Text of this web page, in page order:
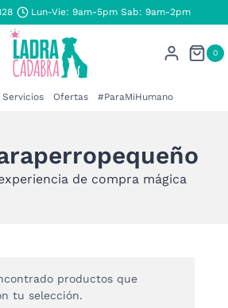
Lun-Vie: 9am-5pm Sab: 9am-2pm
0
Servicios Ofertas #ParaMiHumano
de compra mágica
productos que
tu selección.